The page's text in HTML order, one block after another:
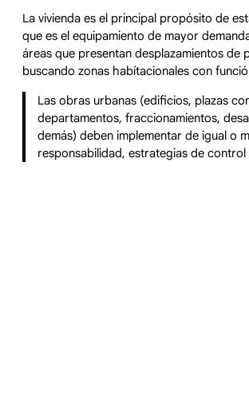
La vivienda es el principal propósito de
que es el equipamiento de mayor
áreas que presentan desplazamientos de
buscando zonas habítacionales con
Las obras urbanas (edificios, plazas
departamentos, fraccionamientos,
demás) deben implementar de igual o
responsabilidad, estrategias de control